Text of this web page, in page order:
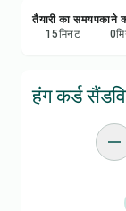
तैयारी का समय
15मिनट
पकाने
0
हंग कर्ड